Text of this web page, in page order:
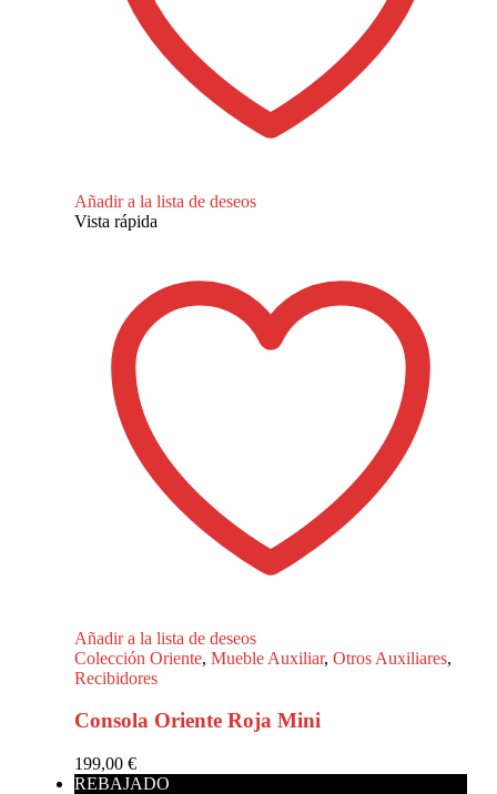
Añadir a la lista de deseos
Vista rápida
Añadir a la lista de deseos
Colección Oriente,Mueble Auxiliar,Otros Auxiliares,
Recibidores
Consola Oriente Roja Mini
199,00€
REBAJADO